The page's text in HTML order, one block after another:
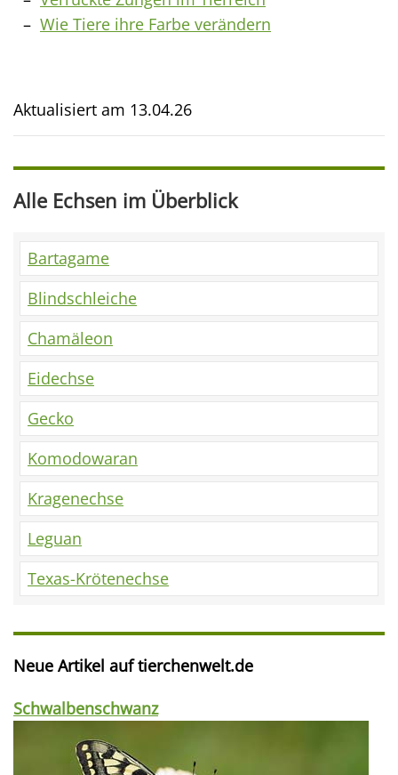
Wie Tiere ihre Farbe verändern
Aktualisiert am 13.04.26
Alle Echsen im Überblick
Bartagame
Blindschleiche
Chamäleon
Eidechse
Gecko
Komodowaran
Kragenechse
Leguan
Texas-Krötenechse
Neue Artikel auf tierchenwelt.de
Schwalbenschwanz